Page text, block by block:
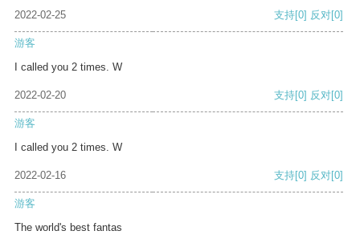
2022-02-25 支持[0] 反对[0]
游客
I called you 2 times. W
2022-02-20 支持[0] 反对[0]
游客
I called you 2 times. W
2022-02-16 支持[0] 反对[0]
游客
The world's best fantas